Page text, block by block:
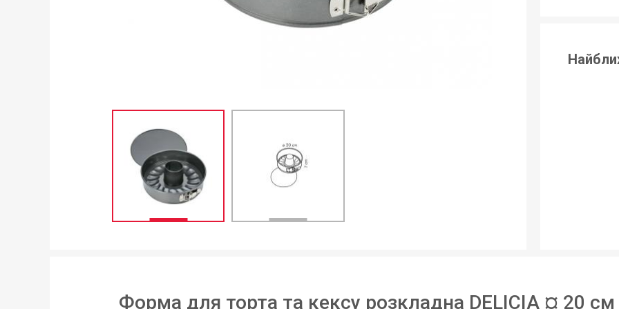
Форма для торта та кексу розкладна DELICIA ¤ 20 см